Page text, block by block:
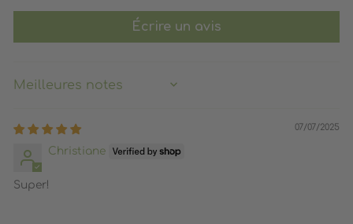
Écrire un avis
SORT BY
07/07/2025
Christiane
Super!